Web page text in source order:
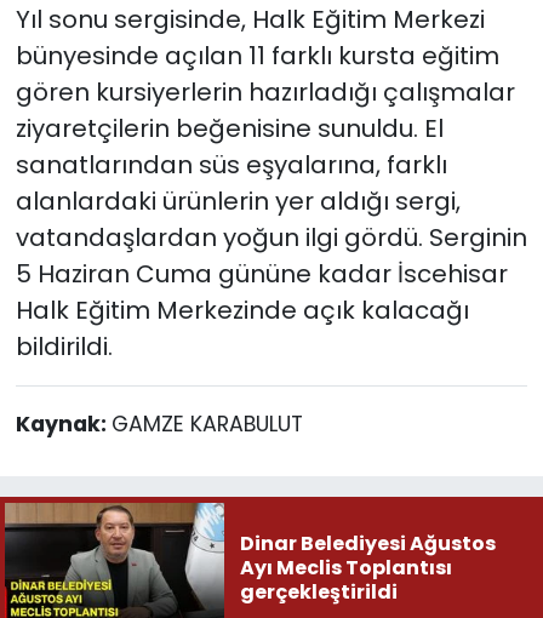
Yıl sonu sergisinde, Halk Eğitim Merkezi
bünyesinde açılan 11 farklı kursta eğitim
gören kursiyerlerin hazırladığı çalışmalar
ziyaretçilerin beğenisine sunuldu. El
sanatlarından süs eşyalarına, farklı
alanlardaki ürünlerin yer aldığı sergi,
vatandaşlardan yoğun ilgi gördü. Serginin
5 Haziran Cuma gününe kadar İscehisar
Halk Eğitim Merkezinde açık kalacağı
bildirildi.
Kaynak: GAMZE KARABULUT
Dinar Belediyesi Ağustos
Ayı Meclis Toplantısı
gerçekleştirildi